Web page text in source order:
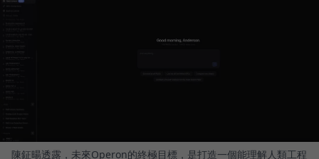
陳鉦暘透露，未來Operon的終極目標，是打造一個能理解人類工程